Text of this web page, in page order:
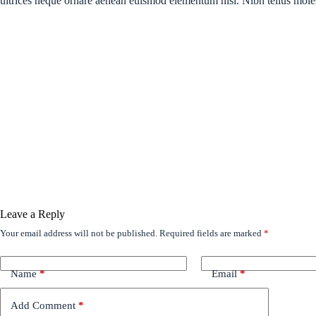
Leave a Reply
Your email address will not be published. Required fields are marked *
Name* Email*
Add Comment *